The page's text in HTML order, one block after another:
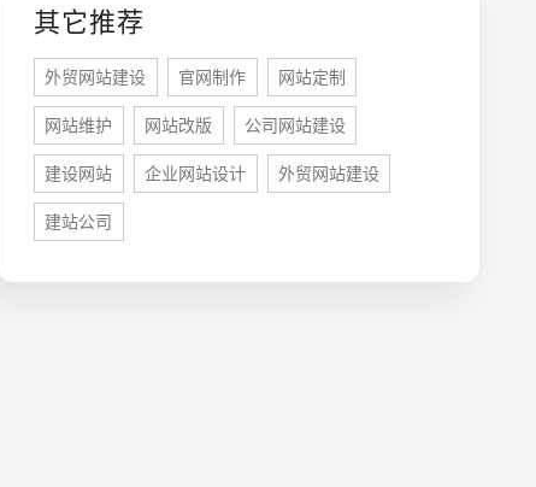
其它推荐
外贸网站建设 官网制作 网站定制
网站维护 网站改版 公司网站建设
建设网站 企业网站设计 外贸网站建设
建站公司
型网站 · 标准企业官网建设 · 外贸网站设计